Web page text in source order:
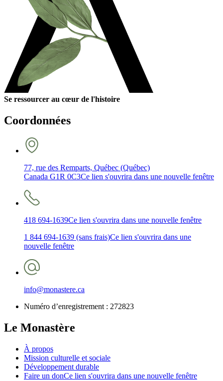
Se ressourcer au cœur de l'histoire
Coordonnées
77, rue des Remparts, Québec (Québec)
Canada G1R 0C3Ce lien s'ouvrira dans une nouvelle fenêtre
418 694-1639Ce lien s'ouvrira dans une nouvelle fenêtre
1 844 694-1639 (sans frais)Ce lien s'ouvrira dans une
nouvelle fenêtre
info@monastere.ca
Numéro d’enregistrement : 272823
Le Monastère
À propos
Mission culturelle et sociale
Développement durable
Faire un donCe lien s'ouvrira dans une nouvelle fenêtre